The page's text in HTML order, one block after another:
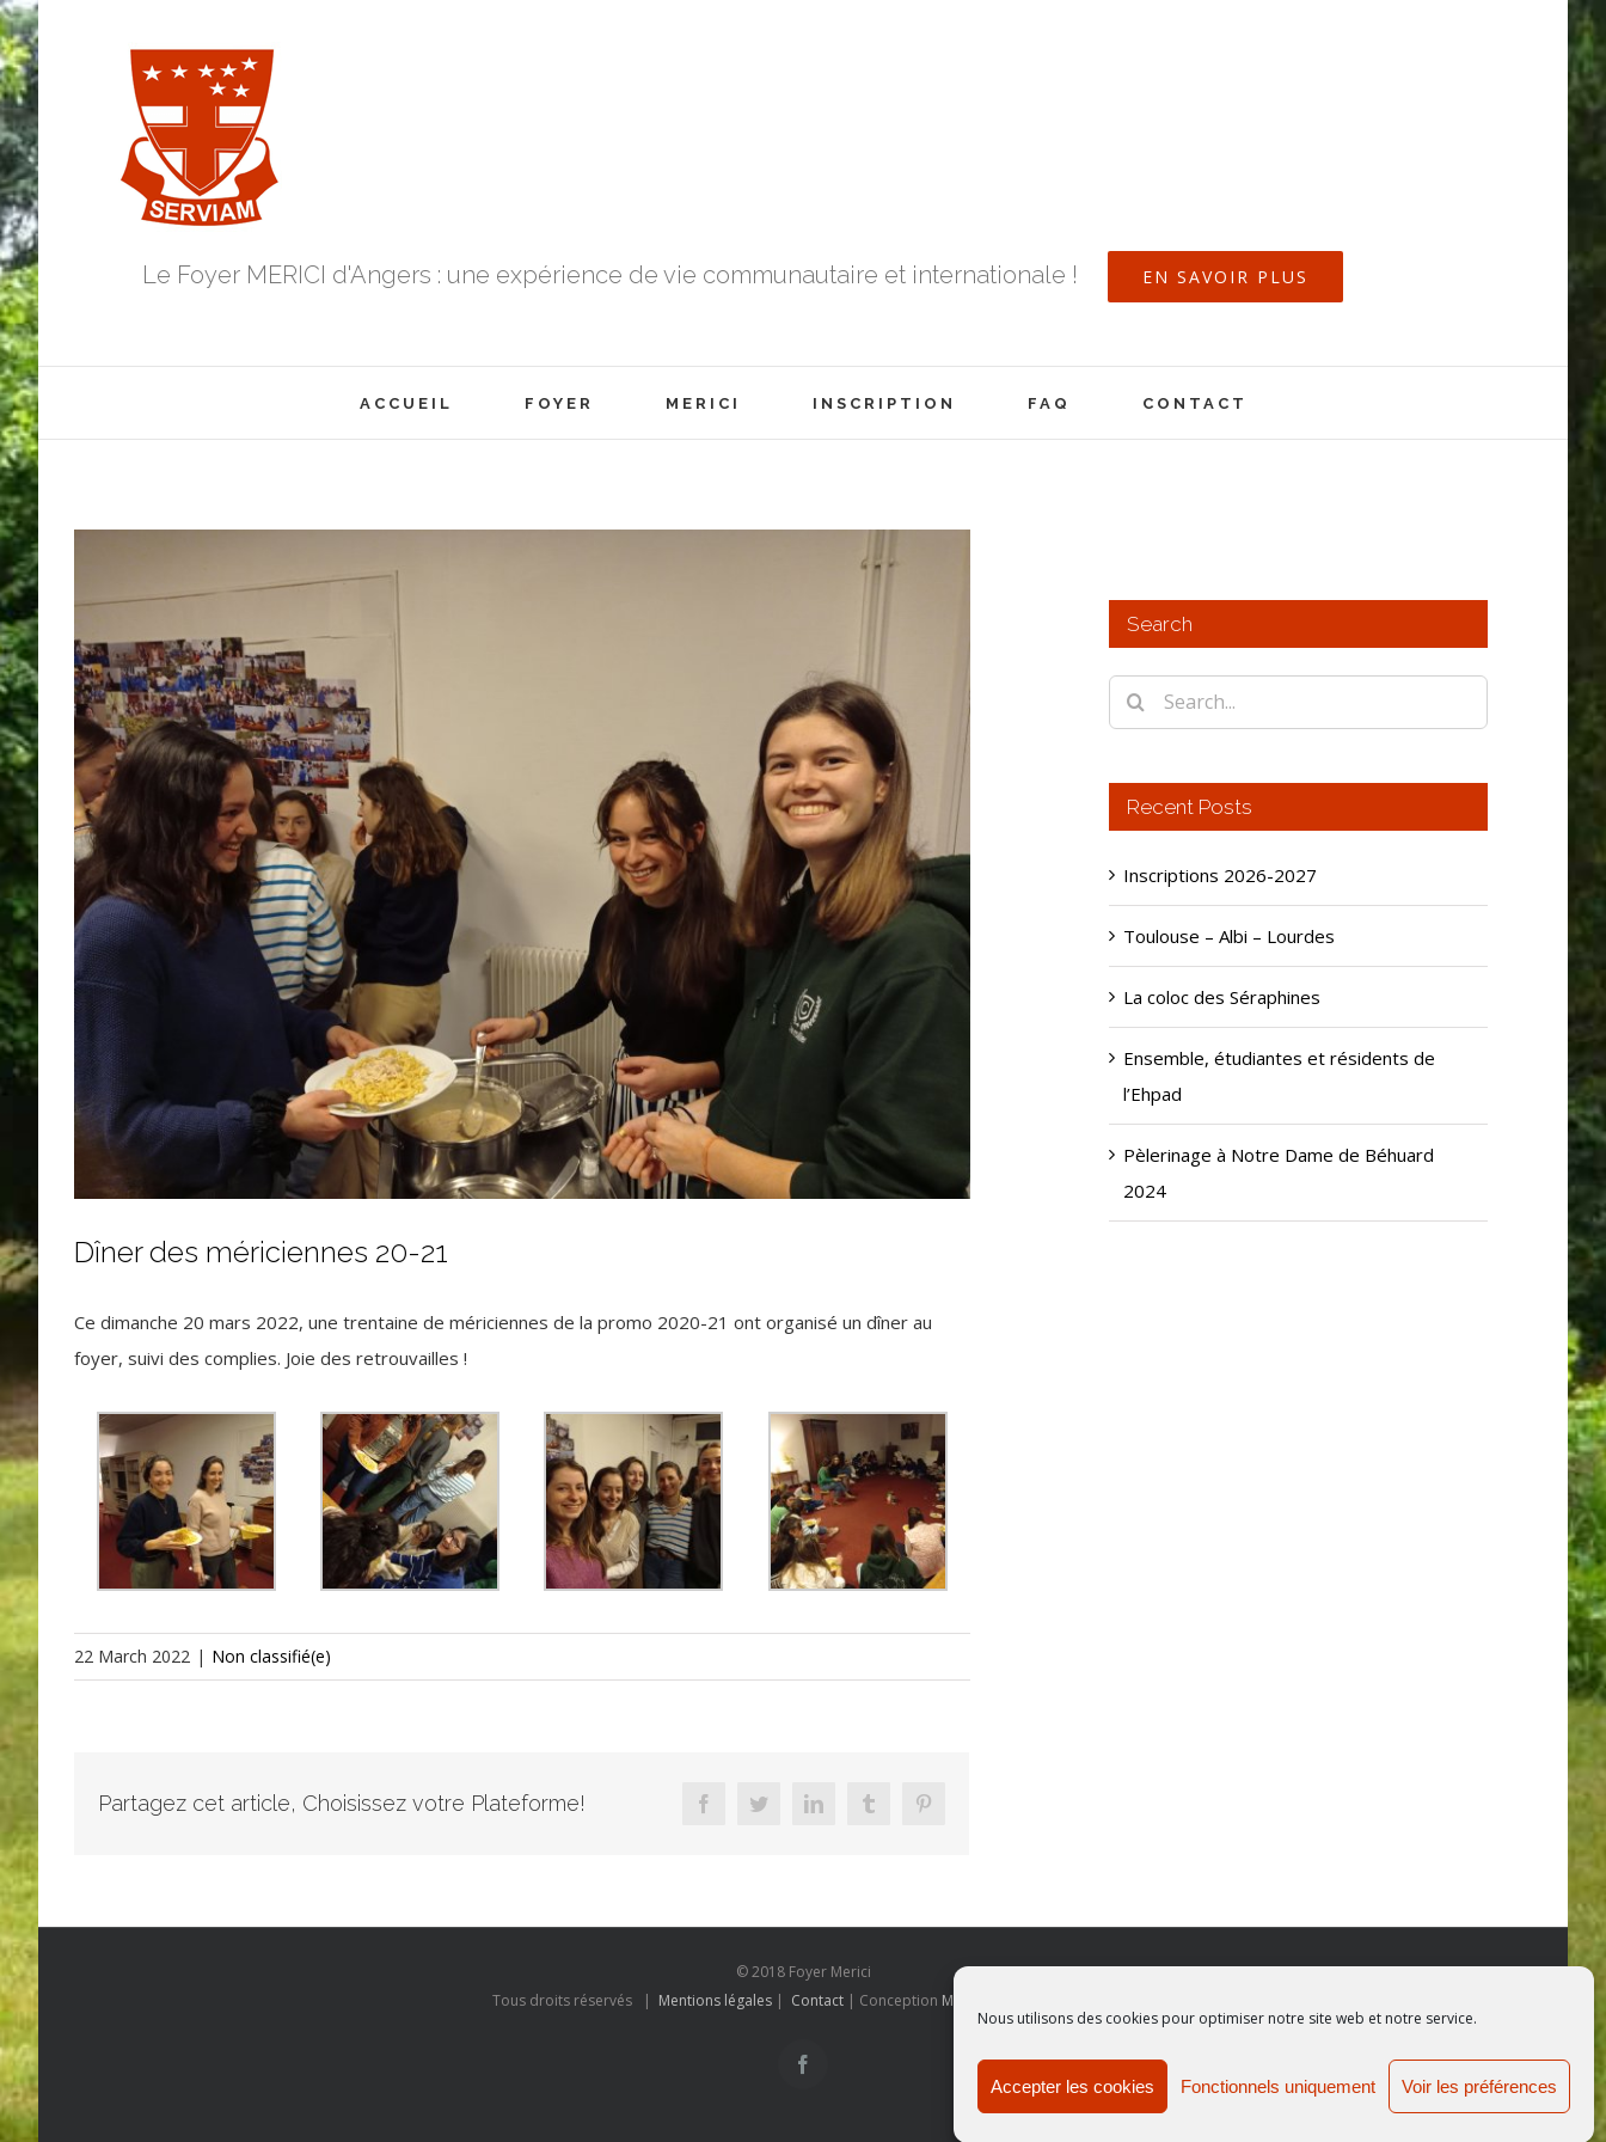
Nous utilisons des cookies pour optimiser notre site web et notre service.
Accepter les cookies Fonctionnels uniquement Voir les préférences
Skip
to
content
Le Foyer MERICI d'Angers : une expérience de vie communautaire et internationale ! EN SAVOIR PLUS
for:
ACCUEIL FOYER MERICI INSCRIPTION FAQ CONTACT
Dîner des mériciennes 20-21
Ce dimanche 20 mars 2022, une trentaine de mériciennes de la promo 2020-21 ont organisé un dîner au
foyer, suivi des complies. Joie des retrouvailles !
22 March 2022 | Non classifié(e)
Partagez cet article, Choisissez votre Plateforme! facebook twitter linkedin tumblr
Search
Search
for:
Recent Posts
Inscriptions 2026-2027
Toulouse – Albi – Lourdes
La coloc des Séraphines
Ensemble, étudiantes et résidents de
l’Ehpad
Pèlerinage à Notre Dame de Béhuard
2024
© 2018 Foyer Merici
Tous droits réservés | Mentions légales | Contact | Conception Mon entreprise sur le Net